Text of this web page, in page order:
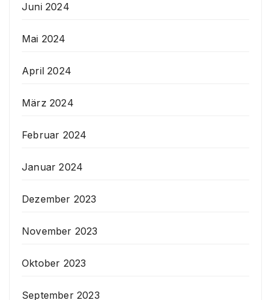
Juni 2024
Mai 2024
April 2024
März 2024
Februar 2024
Januar 2024
Dezember 2023
November 2023
Oktober 2023
September 2023